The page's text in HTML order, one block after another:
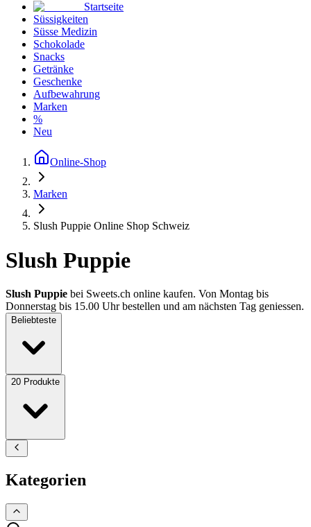
Startseite
Süssigkeiten
Süsse Medizin
Schokolade
Snacks
Getränke
Geschenke
Aufbewahrung
Marken
%
Neu
Online-Shop
Marken
Slush Puppie Online Shop Schweiz
Slush Puppie
Slush Puppie bei Sweets.ch online kaufen. Von Montag bis
Donnerstag bis 15.00 Uhr bestellen und am nächsten Tag geniessen.
Beliebteste
20 Produkte
Kategorien